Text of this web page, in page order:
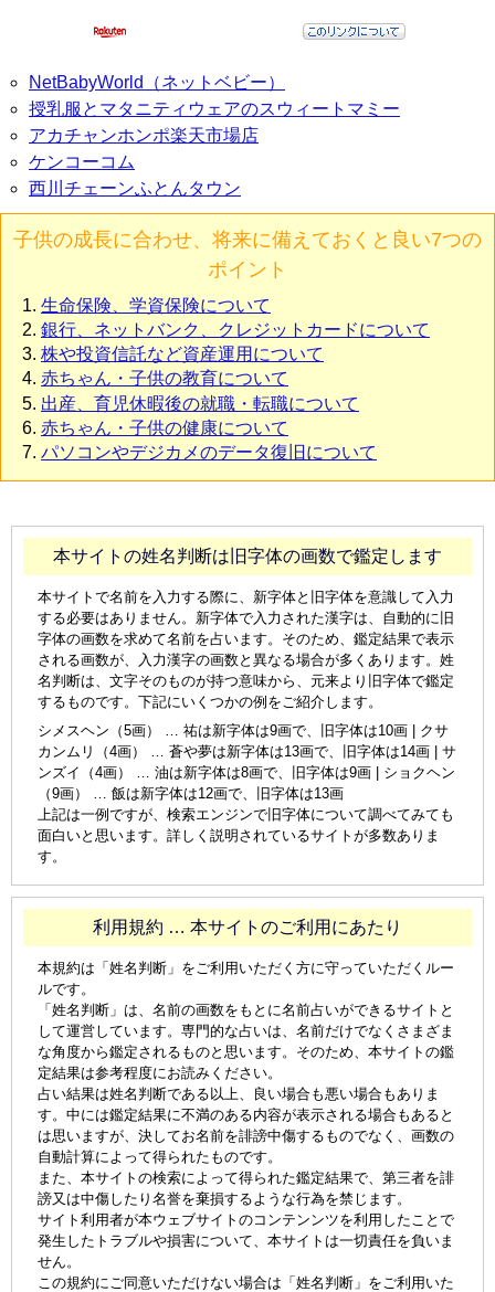
NetBabyWorld（ネットベビー）
授乳服とマタニティウェアのスウィートマミー
アカチャンホンポ楽天市場店
ケンコーコム
西川チェーンふとんタウン
子供の成長に合わせ、将来に備えておくと良い7つの
ポイント
生命保険、学資保険について
銀行、ネットバンク、クレジットカードについて
株や投資信託など資産運用について
赤ちゃん・子供の教育について
出産、育児休暇後の就職・転職について
赤ちゃん・子供の健康について
パソコンやデジカメのデータ復旧について
本サイトの姓名判断は旧字体の画数で鑑定します
本サイトで名前を入力する際に、新字体と旧字体を意識して入力
する必要はありません。新字体で入力された漢字は、自動的に旧
字体の画数を求めて名前を占います。そのため、鑑定結果で表示
される画数が、入力漢字の画数と異なる場合が多くあります。姓
名判断は、文字そのものが持つ意味から、元来より旧字体で鑑定
するものです。下記にいくつかの例をご紹介します。
シメスヘン（5画） … 祐は新字体は9画で、旧字体は10画 | クサ
カンムリ（4画） … 蒼や夢は新字体は13画で、旧字体は14画 | サ
ンズイ（4画） … 油は新字体は8画で、旧字体は9画 | ショクヘン
（9画） … 飯は新字体は12画で、旧字体は13画
上記は一例ですが、検索エンジンで旧字体について調べてみても
面白いと思います。詳しく説明されているサイトが多数ありま
す。
利用規約 … 本サイトのご利用にあたり
本規約は「姓名判断」をご利用いただく方に守っていただくルー
ルです。
「姓名判断」は、名前の画数をもとに名前占いができるサイトと
して運営しています。専門的な占いは、名前だけでなくさまざま
な角度から鑑定されるものと思います。そのため、本サイトの鑑
定結果は参考程度にお読みください。
占い結果は姓名判断である以上、良い場合も悪い場合もありま
す。中には鑑定結果に不満のある内容が表示される場合もあると
は思いますが、決してお名前を誹謗中傷するものでなく、画数の
自動計算によって得られたものです。
また、本サイトの検索によって得られた鑑定結果で、第三者を誹
謗又は中傷したり名誉を棄損するような行為を禁じます。
サイト利用者が本ウェブサイトのコンテンンツを利用したことで
発生したトラブルや損害について、本サイトは一切責任を負いま
せん。
この規約にご同意いただけない場合は「姓名判断」をご利用いた